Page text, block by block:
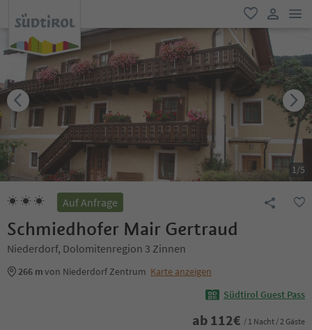
favorit
1/5
Auf Anfrage
Schmiedhofer Mair Gertraud
Niederdorf, Dolomitenregion 3 Zinnen
266 mvon Niederdorf Zentrum Karte anzeigen
Südtirol Guest Pass
ab 112€ / 1 Nacht / 2 Gäste